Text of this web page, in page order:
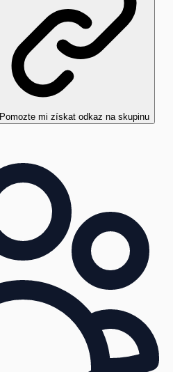
Pomozte mi získat odkaz na skupinu